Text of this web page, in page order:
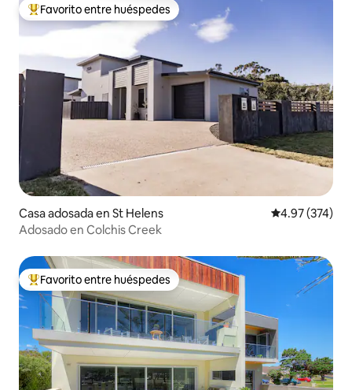
Favorito entre huéspedes preferido
Favorito entre huéspedes
Casa adosada en St Helens Calificación
4.97 (374)
Adosado en Colchis Creek
Favorito entre huéspedes preferido
Favorito entre huéspedes